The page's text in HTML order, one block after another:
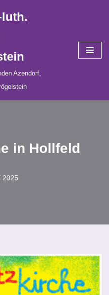
luth.
Azendorf,
in Hollfeld
2025